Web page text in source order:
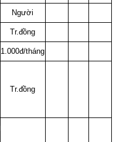
Người
Tr.đồng
1.000đ/tháng
Tr.đồng